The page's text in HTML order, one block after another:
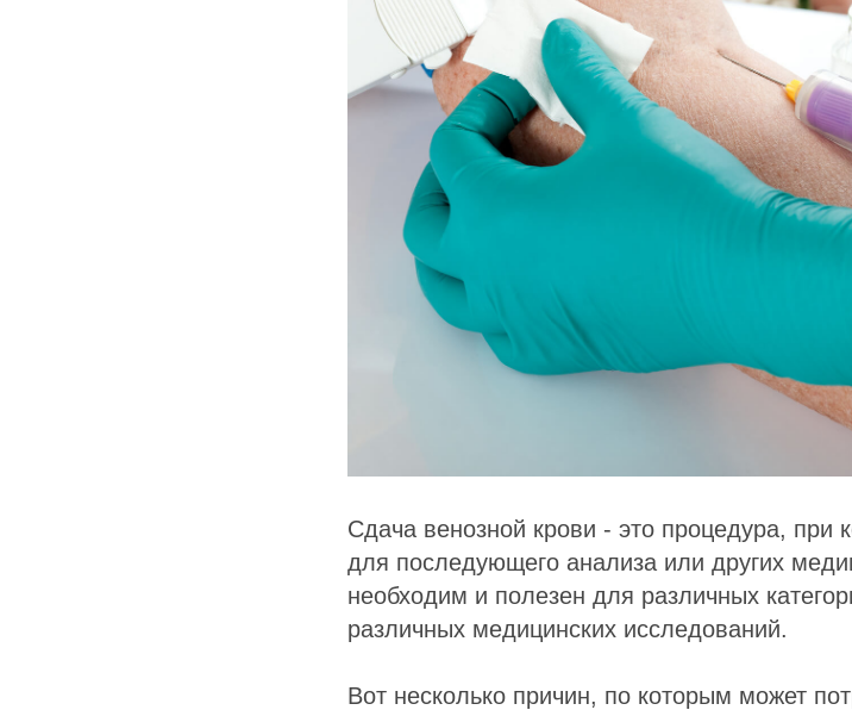
Сдача венозной крови - это процедура, при
для последующего анализа или других
необходим и полезен для различных
различных медицинских исследований.
Вот несколько причин, по которым может